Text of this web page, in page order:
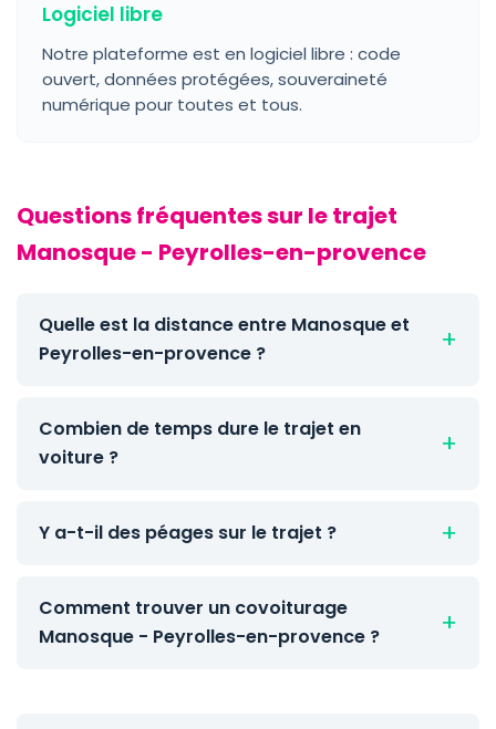
Logiciel libre
Notre plateforme est en logiciel libre : code
ouvert, données protégées, souveraineté
numérique pour toutes et tous.
Questions fréquentes sur le trajet
Manosque - Peyrolles-en-provence
Quelle est la distance entre Manosque et
Peyrolles-en-provence ?
Combien de temps dure le trajet en
voiture ?
Y a-t-il des péages sur le trajet ?
Comment trouver un covoiturage
Manosque - Peyrolles-en-provence ?